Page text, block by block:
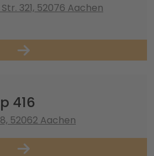
321, 52076 Aachen
416
52062 Aachen